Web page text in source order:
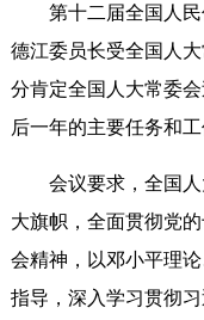
第十二届全国人民
德江委员长受全国人
分肯定全国人大常委
后一年的主要任务和
会议要求，全国人
大旗帜，全面贯彻党
会精神，以邓小平理
指导，深入学习贯彻